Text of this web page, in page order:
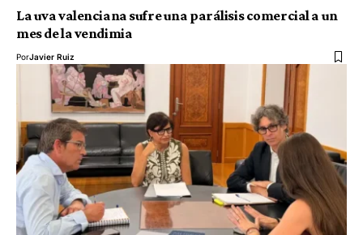
La uva valenciana sufre una parálisis comercial a un
mes de la vendimia
PorJavier Ruiz